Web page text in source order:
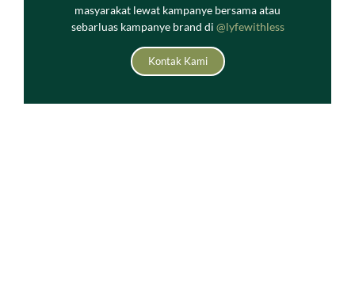
masyarakat lewat kampanye bersama atau
sebarluas kampanye brand di @lyfewithless
Kontak Kami